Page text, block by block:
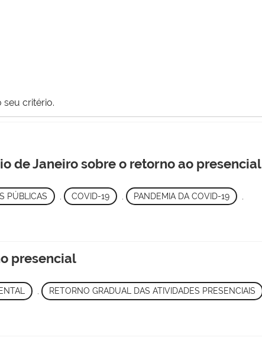
seu critério.
de Janeiro sobre o retorno ao presencial
PÚBLICAS , COVID-19 PANDEMIA DA COVID-19
presencial
, RETORNO GRADUAL DAS ATIVIDADES PRESENCIAIS